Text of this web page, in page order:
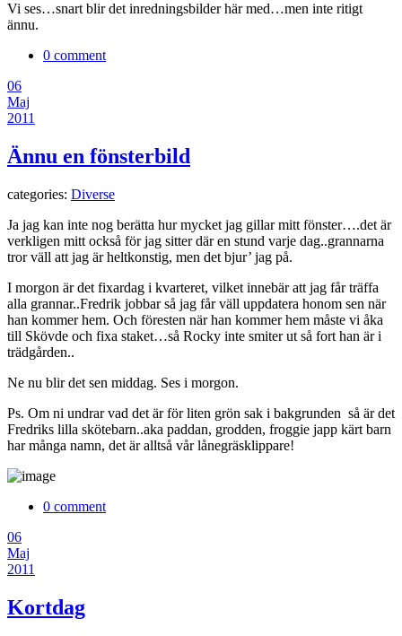
Vi ses…snart blir det inredningsbilder här med…men inte ritigt
ännu.
0 comment
06
Maj
2011
Ännu en fönsterbild
categories: Diverse
Ja jag kan inte nog berätta hur mycket jag gillar mitt fönster….det är
verkligen mitt också för jag sitter där en stund varje dag..grannarna
tror väll att jag är heltkonstig, men det bjur’ jag på.
I morgon är det fixardag i kvarteret, vilket innebär att jag får träffa
alla grannar..Fredrik jobbar så jag får väll uppdatera honom sen när
han kommer hem. Och föresten när han kommer hem måste vi åka
till Skövde och fixa staket…så Rocky inte smiter ut så fort han är i
trädgården..
Ne nu blir det sen middag. Ses i morgon.
Ps. Om ni undrar vad det är för liten grön sak i bakgrunden så är det
Fredriks lilla skötebarn..aka paddan, grodden, froggie japp kärt barn
har många namn, det är alltså vår lånegräsklippare!
0 comment
06
Maj
2011
Kortdag